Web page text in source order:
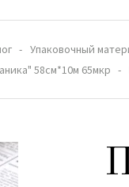
Упаковочный
58см*10м 65мкр